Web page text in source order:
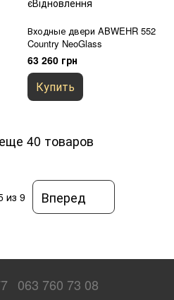
Входные двери ABWEHR 552
Country NeoGlass
63 260 грн
Купить
40 товаров
из 9 Вперед
063 760 73 08